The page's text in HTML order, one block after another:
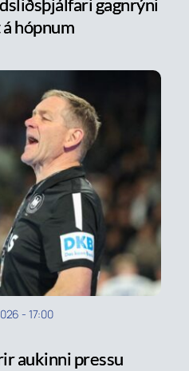
gagnrýni
hópnum
- 17:00
aukinni pressu